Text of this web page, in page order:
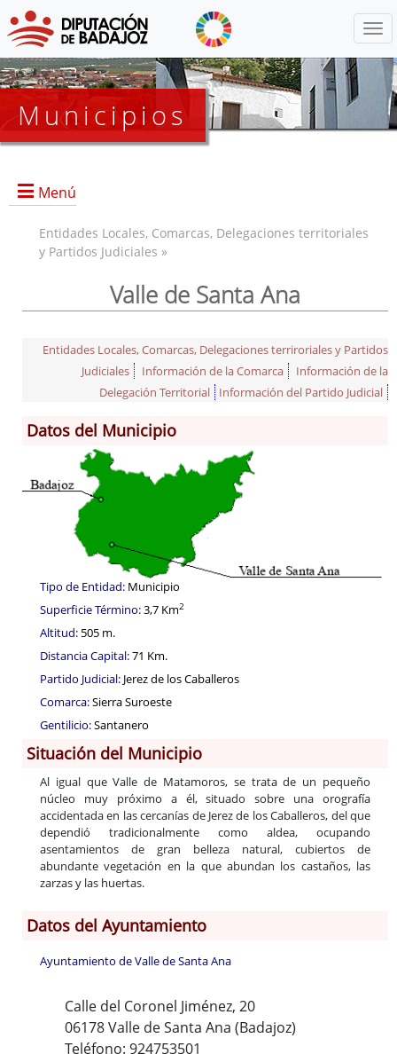
Municipios
Menú
Información General
Monumentos
Gastronomía
Población
Corporación
Correo-e gratis
Códigos para FACe
Entidades Locales, Comarcas, Delegaciones territoriales
y Partidos Judiciales »
Valle de Santa Ana
Entidades Locales, Comarcas, Delegaciones terriroriales y Partidos
Judiciales
Información de la Comarca
Información de la
Delegación Territorial
Información del Partido Judicial
Datos del Municipio
Tipo de Entidad: Municipio
Superficie Término:3,7 Km2
Altitud: 505 m.
Distancia Capital:71 Km.
Partido Judicial: Jerez de los Caballeros
Comarca:Sierra Suroeste
Gentilicio:Santanero
Situación del Municipio
Al igual que Valle de Matamoros, se trata de un pequeño
núcleo muy próximo a él, situado sobre una orografía
accidentada en las cercanías de Jerez de los Caballeros, del que
dependió tradicionalmente como aldea, ocupando
asentamientos de gran belleza natural, cubiertos de
abundante vegetación en la que abundan los castaños, las
zarzas y las huertas.
Datos del Ayuntamiento
Ayuntamiento de Valle de Santa Ana
Calle del Coronel Jiménez, 20
06178 Valle de Santa Ana (Badajoz)
Teléfono: 924753501